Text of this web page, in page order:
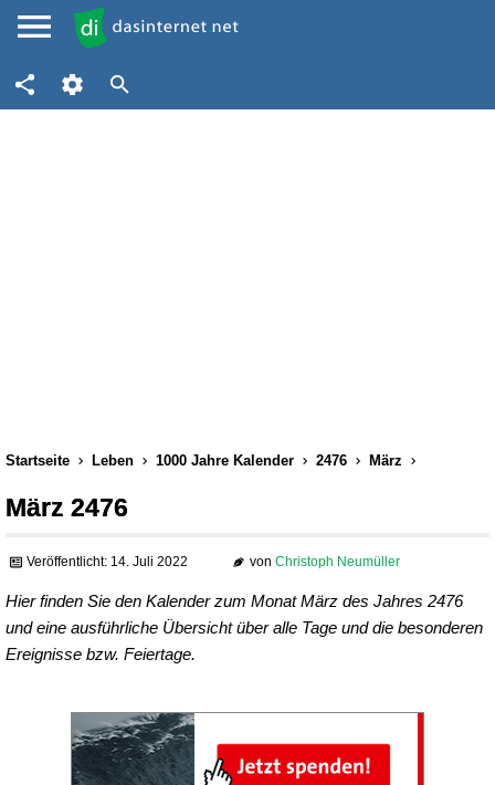
Startseite Leben 1000 Jahre Kalender 2476 März
März 2476
Veröffentlicht: 14. Juli 2022 von Christoph Neumüller
Hier finden Sie den Kalender zum Monat März des Jahres 2476
und eine ausführliche Übersicht über alle Tage und die besonderen
Ereignisse bzw. Feiertage.